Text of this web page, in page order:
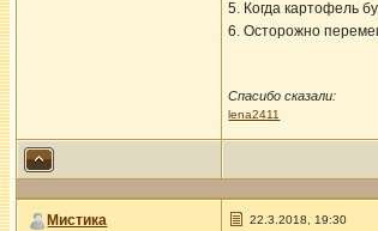
5. Когда картофель
6. Осторожно
Спасибо сказали:
lena2411
Мистика 22.3.2018, 19:30